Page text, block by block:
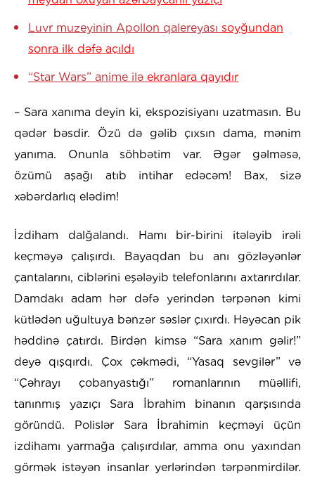
Luvr muzeyinin Apollon qalereyası soyğundan
sonra ilk dəfə açıldı
“Star Wars” anime ilə ekranlara qayıdır
– Sara xanıma deyin ki, ekspozisiyanı uzatmasın. Bu
qədər bəsdir. Özü də gəlib çıxsın dama, mənim
yanıma. Onunla söhbətim var. Əgər gəlməsə,
özümü aşağı atıb intihar edəcəm! Bax, sizə
xəbərdarlıq elədim!
İzdiham dalğalandı. Hamı bir-birini itələyib irəli
keçməyə çalışırdı. Bayaqdan bu anı gözləyənlər
çantalarını, ciblərini eşələyib telefonlarını axtarırdılar.
Damdakı adam hər dəfə yerindən tərpənən kimi
kütlədən uğultuya bənzər səslər çıxırdı. Həyəcan pik
həddinə çatırdı. Birdən kimsə “Sara xanım gəlir!”
deyə qışqırdı. Çox çəkmədi, “Yasaq sevgilər” və
“Çəhrayı çobanyastığı” romanlarının müəllifi,
tanınmış yazıçı Sara İbrahim binanın qarşısında
göründü. Polislər Sara İbrahimin keçməyi üçün
izdihamı yarmağa çalışırdılar, amma onu yaxından
görmək istəyən insanlar yerlərindən tərpənmirdilər.